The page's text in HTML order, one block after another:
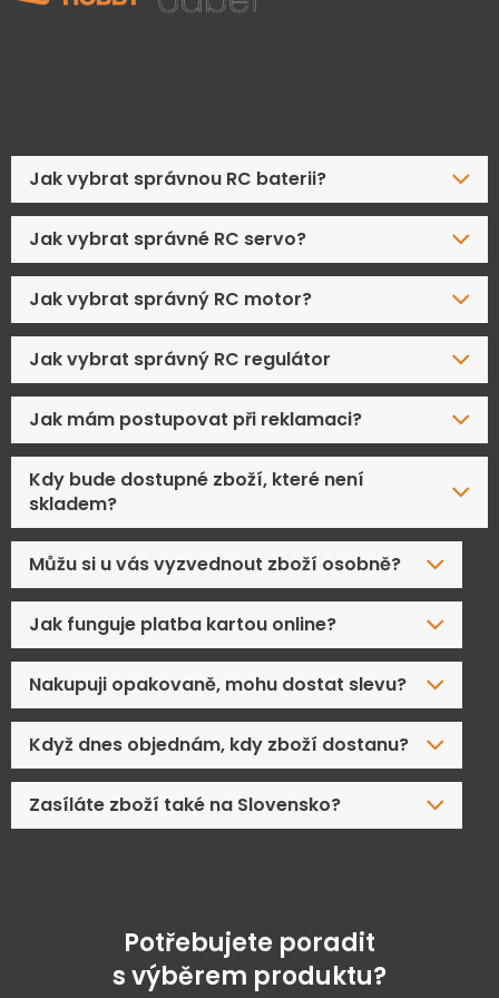
Jak vybrat správnou RC baterii?
Jak vybrat správné RC servo?
Jak vybrat správný RC motor?
Jak vybrat správný RC regulátor
Jak mám postupovat při reklamaci?
Kdy bude dostupné zboží, které není
skladem?
Můžu si u vás vyzvednout zboží osobně?
Jak funguje platba kartou online?
Nakupuji opakovaně, mohu dostat slevu?
Když dnes objednám, kdy zboží dostanu?
Zasíláte zboží také na Slovensko?
Potřebujete poradit
s výběrem produktu?